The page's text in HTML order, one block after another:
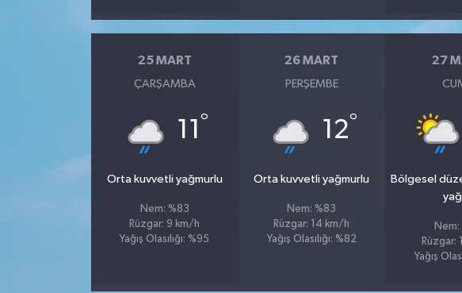
25 MART
ÇARŞAMBA
11 °
Orta kuvvetli yağmurlu
Nem: %83
Rüzgar: 9 km/h
Yağış Olasılığı: %95
26 MART
PERŞEMBE
12°
Orta kuvvetli yağmurlu
Nem: %83
Rüzgar: 14 km/h
Yağış Olasılığı: %82
27
Bölgesel
Rüzgar:
Yağış